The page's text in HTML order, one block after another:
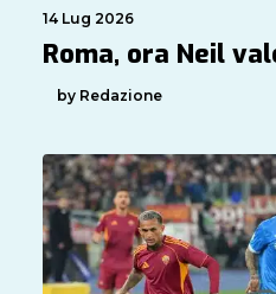
14 Lug 2026
Roma, ora Neil
by Redazione